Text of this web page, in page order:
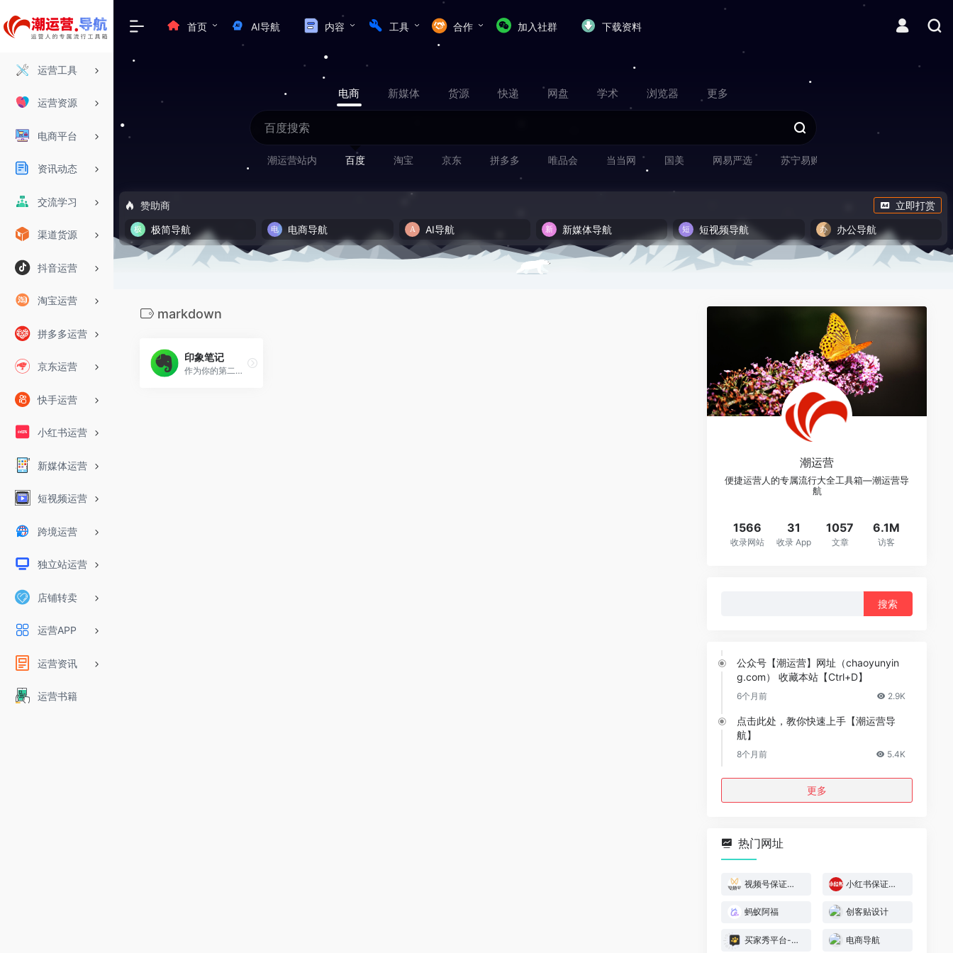
运营工具
运营资源
电商平台
资讯动态
交流学习
渠道货源
抖音运营
淘宝运营
拼多多运营
京东运营
快手运营
小红书运营
新媒体运营
短视频运营
跨境运营
独立站运营
店铺转卖
运营APP
运营资讯
运营书籍
首页 AI导航 内容 工具 合作 加入社群 下载资料
电商 新媒体 货源 快递 网盘 学术 浏览器 更多
潮运营站内 百度 淘宝 京东 拼多多 唯品会 当当网 国美 网易严选 苏宁易购
赞助商
立即打赏
极简导航
电商导航 AI导航 新媒体导航 短视频导航 办公导航
markdown
印象笔记
作为你的第二大脑，记录就用印象笔记。印象笔记可以帮助你高效工作、学习与生活。支持无缝多端同步，快速保存微信、微博、网页等内容，一站式完成信息的收集备份、高效记录、分享和永久保存。
潮运营
便捷运营人的专属流行大全工具箱—潮运营导
航
1566
收录网站
31
收录 App
1057
文章
6.1M
访客
公众号【潮运营】网址（chaoyunyin
g.com） 收藏本站【Ctrl+D】
6个月前 2.9K
点击此处，教你快速上手【潮运营导
航】
8个月前 5.4K
更多
热门网址
视频号保证金规则 小红书保证金规则
蚂蚁阿福 创客贴设计
买家秀平台-模特喵喵 电商导航